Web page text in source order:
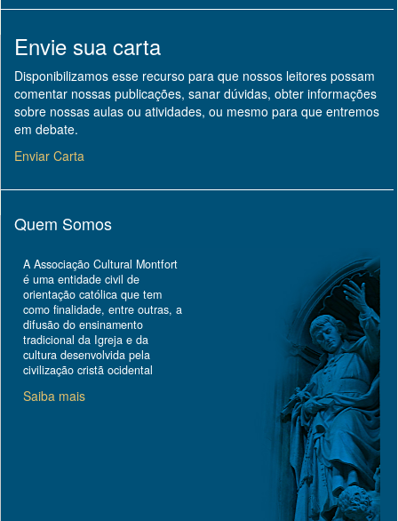
Envie sua carta
Disponibilizamos esse recurso para que nossos leitores possam
comentar nossas publicações, sanar dúvidas, obter informações
sobre nossas aulas ou atividades, ou mesmo para que entremos
em debate.
Enviar Carta
Quem Somos
A Associação Cultural Montfort
é uma entidade civil de
orientação católica que tem
como finalidade, entre outras, a
difusão do ensinamento
tradicional da Igreja e da
cultura desenvolvida pela
civilização cristã ocidental
Saiba mais